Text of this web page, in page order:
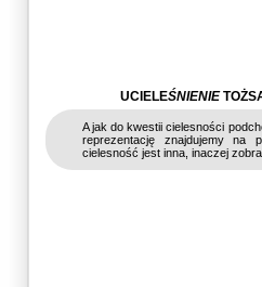
UCIELEŚNIENIE
A jak do kwestii cielesności
reprezentację znajdujemy na
cielesność jest inna, inaczej